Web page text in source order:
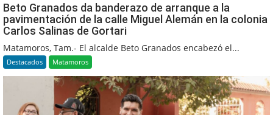
Beto Granados da banderazo de arranque a la
pavimentación de la calle Miguel Alemán en la colonia
Carlos Salinas de Gortari
Matamoros, Tam.- El alcalde Beto Granados encabezó el...
Destacados Matamoros